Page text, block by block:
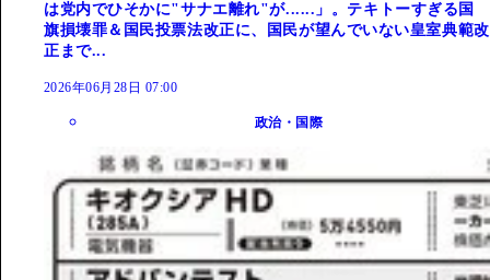
は党内でひそかに"サナエ離れ"が......」。テキトーすぎる国
旗損壊罪＆国民投票法改正に、国民が望んでいない皇室典範改
正まで...
2026年06月28日 07:00
政治・国際